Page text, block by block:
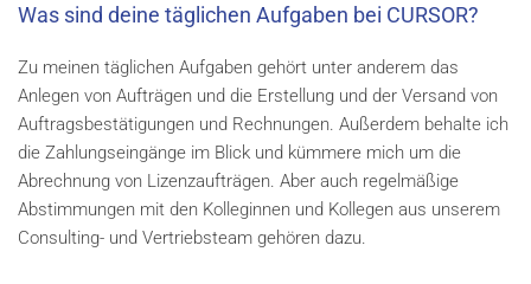
Was sind deine täglichen Aufgaben bei CURSOR?
Zu meinen täglichen Aufgaben gehört unter anderem das
Anlegen von Aufträgen und die Erstellung und der Versand von
Auftragsbestätigungen und Rechnungen. Außerdem behalte ich
die Zahlungseingänge im Blick und kümmere mich um die
Abrechnung von Lizenzaufträgen. Aber auch regelmäßige
Abstimmungen mit den Kolleginnen und Kollegen aus unserem
Consulting- und Vertriebsteam gehören dazu.